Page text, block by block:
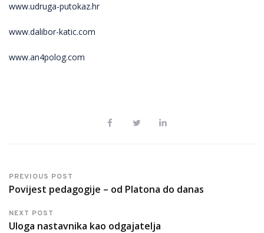
www.udruga-putokaz.hr
www.dalibor-katic.com
www.an4polog.com
PREVIOUS POST
Povijest pedagogije – od Platona do danas
NEXT POST
Uloga nastavnika kao odgajatelja